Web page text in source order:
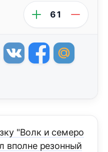
61
"Волк и семеро
вполне резонный